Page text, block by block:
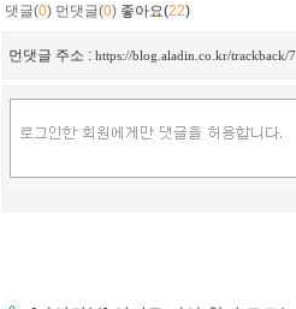
댓글(0) 먼댓글(0) 좋아요(22)
먼댓글 주소 : https://blog.aladin.co.kr/trackback/